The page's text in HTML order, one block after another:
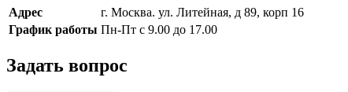
Адрес
г. Москва. ул. Литейная, д 89, корп 16
График работы Пн-Пт с 9.00 до 17.00
Задать вопрос